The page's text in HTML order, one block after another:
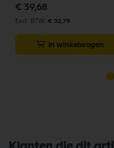
€ 39,68
€ 32,79
In winkelwagen